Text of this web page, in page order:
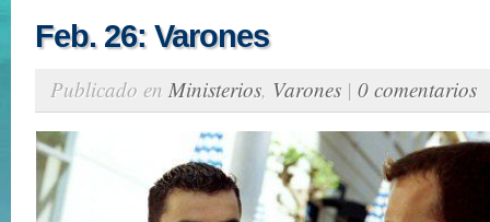
Feb. 26: Varones
Publicado en Ministerios, Varones | 0 comentarios